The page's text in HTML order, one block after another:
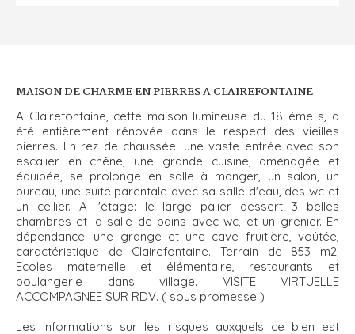
MAISON DE CHARME EN PIERRES A CLAIREFONTAINE
A Clairefontaine, cette maison lumineuse du 18 éme s, a
été entièrement rénovée dans le respect des vieilles
pierres. En rez de chaussée: une vaste entrée avec son
escalier en chêne, une grande cuisine, aménagée et
équipée, se prolonge en salle à manger, un salon, un
bureau, une suite parentale avec sa salle d'eau, des wc et
un cellier. A l'étage: le large palier dessert 3 belles
chambres et la salle de bains avec wc, et un grenier. En
dépendance: une grange et une cave fruitière, voûtée,
caractéristique de Clairefontaine. Terrain de 853 m2.
Ecoles maternelle et élémentaire, restaurants et
boulangerie dans village. VISITE VIRTUELLE
ACCOMPAGNEE SUR RDV. ( sous promesse )
Les informations sur les risques auxquels ce bien est